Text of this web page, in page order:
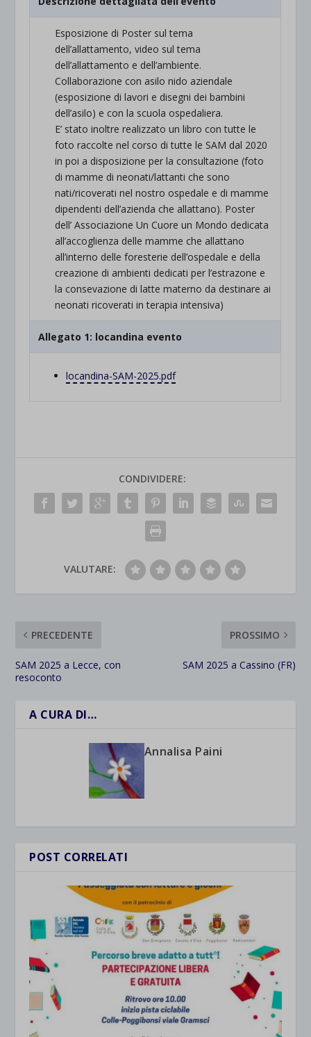
Esposizione di Poster sul tema
dell’allattamento, video sul tema
dell’allattamento e dell’ambiente.
Collaborazione con asilo nido aziendale
(esposizione di lavori e disegni dei bambini
dell’asilo) e con la scuola ospedaliera.
E’ stato inoltre realizzato un libro con tutte le
foto raccolte nel corso di tutte le SAM dal 2020
in poi a disposizione per la consultazione (foto
di mamme di neonati/lattanti che sono
nati/ricoverati nel nostro ospedale e di mamme
dipendenti dell’azienda che allattano). Poster
dell’ Associazione Un Cuore un Mondo dedicata
all’accoglienza delle mamme che allattano
all’interno delle foresterie dell’ospedale e della
creazione di ambienti dedicati per l’estrazone e
la consevazione di latte materno da destinare ai
neonati ricoverati in terapia intensiva)
Allegato 1: locandina evento
locandina-SAM-2025.pdf
CONDIVIDERE:
VALUTARE:
PRECEDENTE
SAM 2025 a Lecce, con
resoconto
PROSSIMO
SAM 2025 a Cassino (FR)
A CURA DI…
Annalisa Paini
POST CORRELATI